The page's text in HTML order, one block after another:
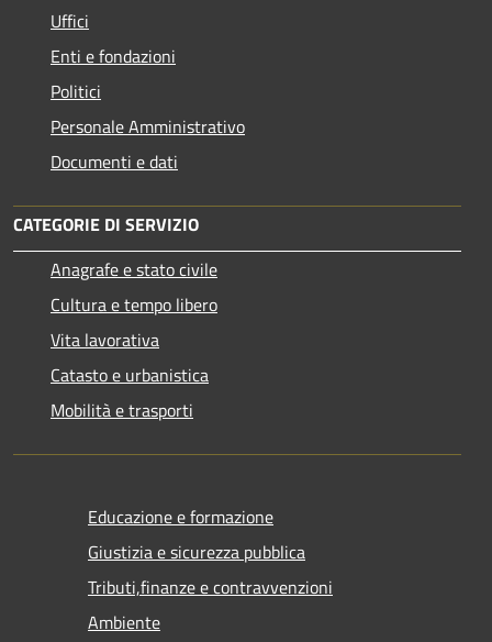
Uffici
Enti e fondazioni
Politici
Personale Amministrativo
Documenti e dati
CATEGORIE DI SERVIZIO
Anagrafe e stato civile
Cultura e tempo libero
Vita lavorativa
Catasto e urbanistica
Mobilità e trasporti
Educazione e formazione
Giustizia e sicurezza pubblica
Tributi,finanze e contravvenzioni
Ambiente